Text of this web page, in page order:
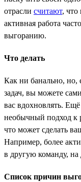
отрасли считают, что
активная работа
выгоранию.
Что делать
Как ни банально, но,
задач, вы можете
вас вдохновлять.
необычный подход к
что может сделать
Например, более
в другую команду, на
Список причин